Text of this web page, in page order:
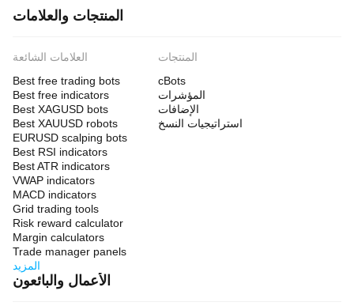
المنتجات والعلامات
العلامات الشائعة
Best free trading bots
Best free indicators
Best XAGUSD bots
Best XAUUSD robots
EURUSD scalping bots
Best RSI indicators
Best ATR indicators
VWAP indicators
MACD indicators
Grid trading tools
Risk reward calculator
Margin calculators
Trade manager panels
المزيد
المنتجات
cBots
المؤشرات
الإضافات
استراتيجيات النسخ
الأعمال والبائعون